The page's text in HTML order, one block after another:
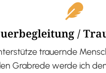
/
trauernde
Grabrede werde ich